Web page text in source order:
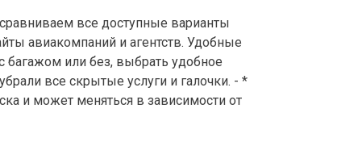
все доступные варианты
авиакомпаний и агентств. Удобные
или без, выбрать удобное
все скрытые услуги и галочки. - *
и может меняться в зависимости от